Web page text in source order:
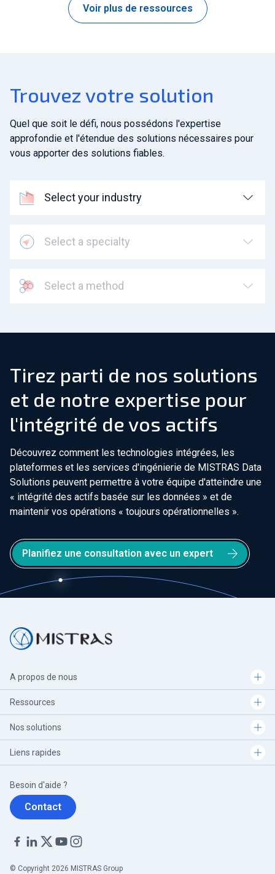
Voir plus de ressources
Trouvez votre solution
Quel que soit le défi, nous possédons l'expertise
approfondie et l'étendue des solutions nécessaires pour
vous apporter des solutions fiables.
Select your industry
Select a specialty
Select a method
Tirez parti de nos solutions
et de notre expertise pour
l'intégrité de vos actifs
Découvrez comment les technologies intégrées, les
plateformes et les services d'ingénierie de MISTRAS Data
Solutions peuvent permettre à votre équipe d'atteindre une
« intégrité des actifs basée sur les données » et de
maintenir vos opérations « toujours opérationnelles ».
Planifiez une consultation avec un expert
A propos de nous
Ressources
Nos solutions
Liens rapides
Besoin d'aide ?
Contact
© Copyright 2026 MISTRAS Group